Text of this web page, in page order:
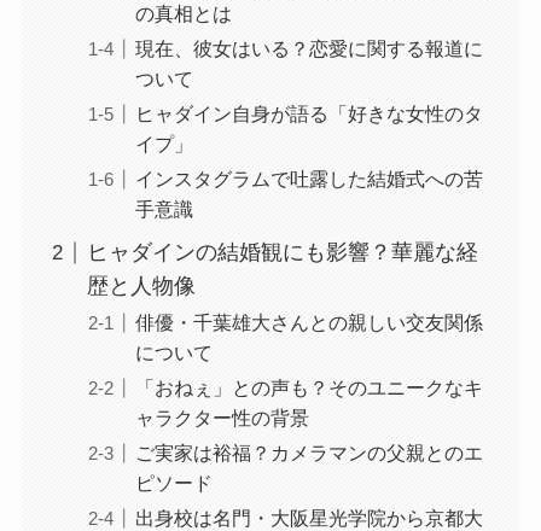
の真相とは
現在、彼女はいる？恋愛に関する報道に
ついて
ヒャダイン自身が語る「好きな女性のタ
イプ」
インスタグラムで吐露した結婚式への苦
手意識
ヒャダインの結婚観にも影響？華麗な経
歴と人物像
俳優・千葉雄大さんとの親しい交友関係
について
「おねぇ」との声も？そのユニークなキ
ャラクター性の背景
ご実家は裕福？カメラマンの父親とのエ
ピソード
出身校は名門・大阪星光学院から京都大